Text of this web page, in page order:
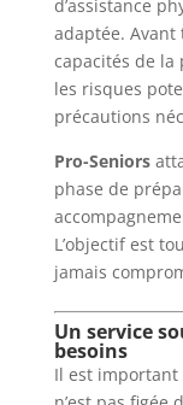
d’assistance
adaptée.
capacités de
les risques
précautions
Pro-Seniors
phase de
L’objectif est
jamais
Un service
besoins
Il est